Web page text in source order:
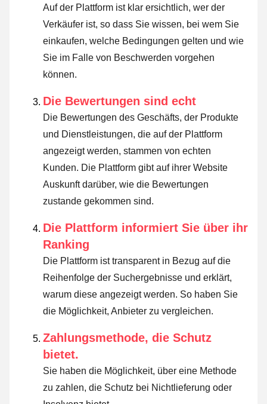
Auf der Plattform ist klar ersichtlich, wer der
Verkäufer ist, so dass Sie wissen, bei wem Sie
einkaufen, welche Bedingungen gelten und wie
Sie im Falle von Beschwerden vorgehen
können.
Die Bewertungen sind echt
Die Bewertungen des Geschäfts, der Produkte
und Dienstleistungen, die auf der Plattform
angezeigt werden, stammen von echten
Kunden. Die Plattform gibt auf ihrer Website
Auskunft darüber, wie die Bewertungen
zustande gekommen sind.
Die Plattform informiert Sie über ihr
Ranking
Die Plattform ist transparent in Bezug auf die
Reihenfolge der Suchergebnisse und erklärt,
warum diese angezeigt werden. So haben Sie
die Möglichkeit, Anbieter zu vergleichen.
Zahlungsmethode, die Schutz
bietet.
Sie haben die Möglichkeit, über eine Methode
zu zahlen, die Schutz bei Nichtlieferung oder